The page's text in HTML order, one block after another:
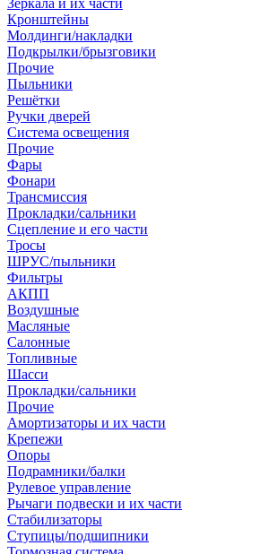
Зеркала и их части
Кронштейны
Молдинги/накладки
Подкрылки/брызговики
Прочие
Пыльники
Решётки
Ручки дверей
Система освещения
Прочие
Фары
Фонари
Трансмиссия
Прокладки/сальники
Сцепление и его части
Тросы
ШРУС/пыльники
Фильтры
АКПП
Воздушные
Масляные
Салонные
Топливные
Шасси
Прокладки/сальники
Прочие
Амортизаторы и их части
Крепежи
Опоры
Подрамники/балки
Рулевое управление
Рычаги подвески и их части
Стабилизаторы
Ступицы/подшипники